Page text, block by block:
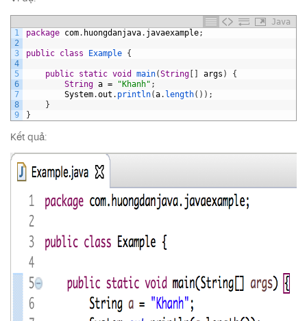
Java
1
2
3
4
5
6
7
8
9
package com. huongdanjava. javaexample;
public class Example {
public static void main(String [ ] args )
{
String a = "Khanh" ;
System.out . println(a. length( ) ) ;
}
}
Kết quả: